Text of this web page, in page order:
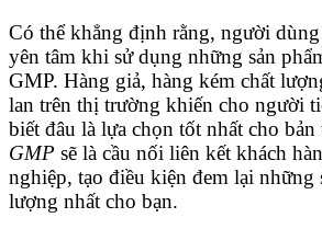
Có thể khẳng định rằng, người
yên tâm khi sử dụng những sản
GMP. Hàng giả, hàng kém chất
lan trên thị trường khiến cho người
biết đâu là lựa chọn tốt nhất cho bản
GMP sẽ là cầu nối liên kết khách
nghiệp, tạo điều kiện đem lại những
lượng nhất cho bạn.